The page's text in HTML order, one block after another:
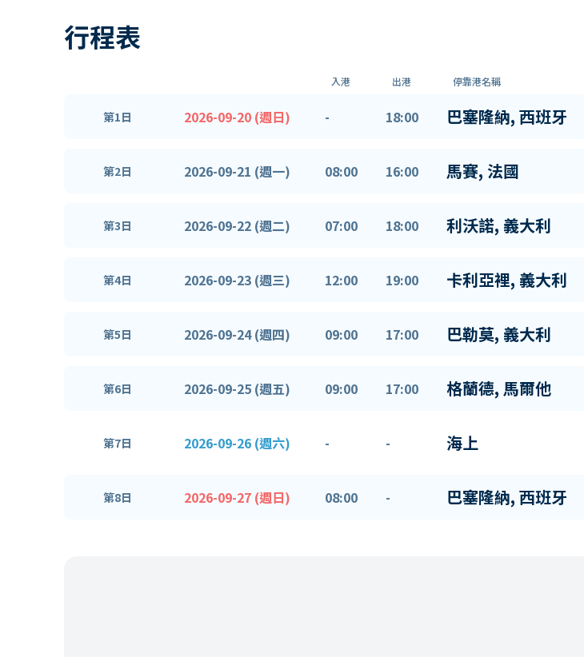
行程表
入港 出港 停靠港名稱
第1日 2026-09-20 (週日) - 18:00 巴塞隆納, 西班牙
第2日 2026-09-21 (週一) 08:00 16:00 馬賽, 法國
第3日 2026-09-22 (週二) 07:00 18:00 利沃諾, 義大利
第4日 2026-09-23 (週三) 12:00 19:00 卡利亞裡, 義大利
第5日 2026-09-24 (週四) 09:00 17:00 巴勒莫, 義大利
第6日 2026-09-25 (週五) 09:00 17:00 格蘭德, 馬爾他
第7日 2026-09-26 (週六) - - 海上
第8日 2026-09-27 (週日) 08:00 - 巴塞隆納, 西班牙